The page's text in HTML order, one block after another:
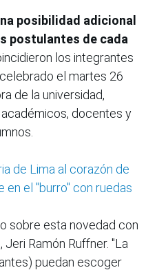
posibilidad adicional
postulantes de cada
los integrantes
el martes 26
de la universidad,
docentes y
de Lima al corazón de
en el "burro" con ruedas
sobre esta novedad con
Ramón Ruffner. "La
puedan escoger